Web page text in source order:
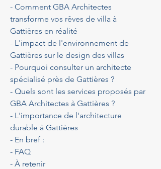
- Comment GBA Architectes
transforme vos rêves de villa à
Gattières en réalité
- L'impact de l'environnement de
Gattières sur le design des villas
- Pourquoi consulter un architecte
spécialisé près de Gattières ?
- Quels sont les services proposés par
GBA Architectes à Gattières ?
- L'importance de l'architecture
durable à Gattières
- En bref :
- FAQ
- À retenir